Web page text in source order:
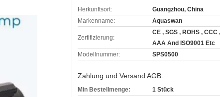
Herkunftsort:
Guangzhou, China
Markenname:
Aquaswan
Zertifizierung:
CE , SGS , ROHS , CCC ,
AAA And ISO9001 Etc
Modellnummer:
SPS0500
Zahlung und Versand AGB:
Min Bestellmenge:
1 Stück